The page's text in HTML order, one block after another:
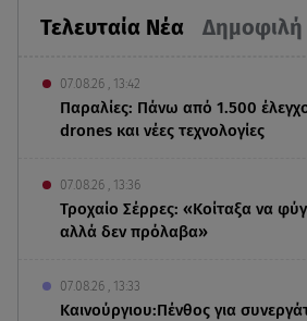
Τελευταία Νέα Δημοφιλή
07.08.26 , 13:42
Παραλίες: Πάνω από 1.500
drones και νέες τεχνολογίες
07.08.26 , 13:36
Τροχαίο Σέρρες: «Κοίταξα να
αλλά δεν πρόλαβα»
07.08.26 , 13:33
Καινούργιου:Πένθος για